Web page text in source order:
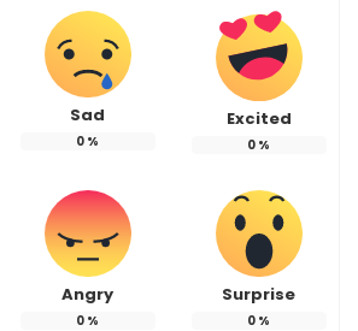
Sad
0 %
Excited
0 %
Angry
0 %
Surprise
0 %